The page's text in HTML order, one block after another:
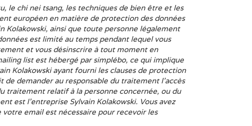
le chi nei tsang, les techniques de bien être et les
européen en matière de protection des données
Kolakowski, ainsi que toute personne légalement
est limité au temps pendant lequel vous
et vous désinscrire à tout moment en
list est hébergé par simplébo, ce qui implique
Kolakowski ayant fourni les clauses de protection
demander au responsable du traitement l’accès
traitement relatif à la personne concernée, ou du
est l'entreprise Sylvain Kolakowski. Vous avez
email est nécessaire pour recevoir les